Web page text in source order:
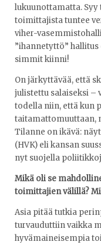
lukuunottamatta. Syy
toimittajista tuntee
viher-
”ihannetyttö” hallitus
simmit kiinni!
On järkyttävää, että
julistettu salaiseksi –
todella niin, että kun
taitamattomuuttaan,
Tilanne on ikävä:
(HVK) eli kansan
nyt suojella
Mikä oli se
toimittajien välillä?
Asia pitää tutkia
turvauduttiin vaikka
hyvämaineisempia